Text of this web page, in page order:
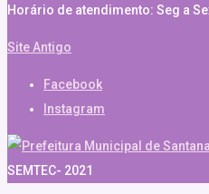
Horário de atendimento: Seg a
Site Antigo
Facebook
Instagram
SEMTEC- 2021